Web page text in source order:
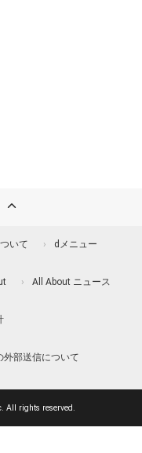
いて dメニュー
All About ニュース
外部送信について
All rights reserved.